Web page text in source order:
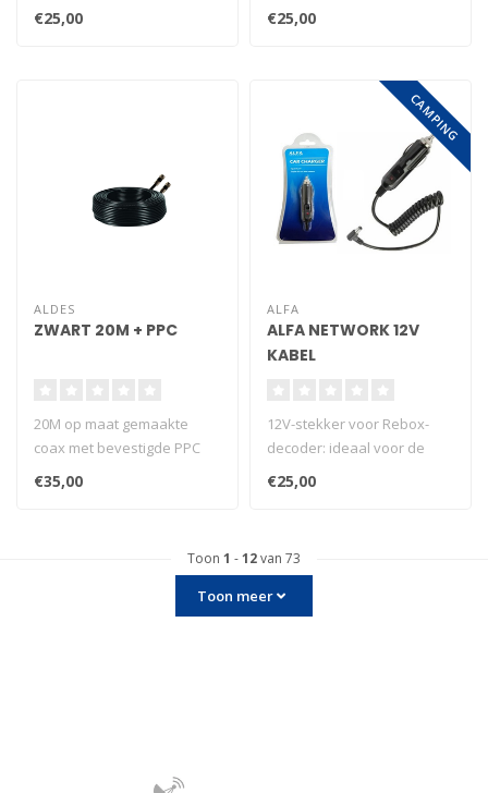
€25,00 €25,00
ALDES
ZWART 20M + PPC
20M op maat gemaakte
coax met bevestigde PPC
connectoren.
€35,00
CAMPING
ALFA
ALFA NETWORK 12V
KABEL
12V-stekker voor Rebox-
decoder: ideaal voor de
camper!
€25,00
Toon 1 -12van 73
Toon meer